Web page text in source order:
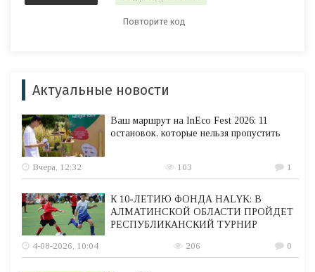
Актуальные новости
Ваш маршрут на InEco Fest 2026: 11
остановок, которые нельзя пропустить
Вчера, 12:32 103 1
К 10-ЛЕТИЮ ФОНДА HALYK: В
АЛМАТИНСКОЙ ОБЛАСТИ ПРОЙДЕТ
РЕСПУБЛИКАНСКИЙ ТУРНИР
4-08-2026, 10:04
206 0